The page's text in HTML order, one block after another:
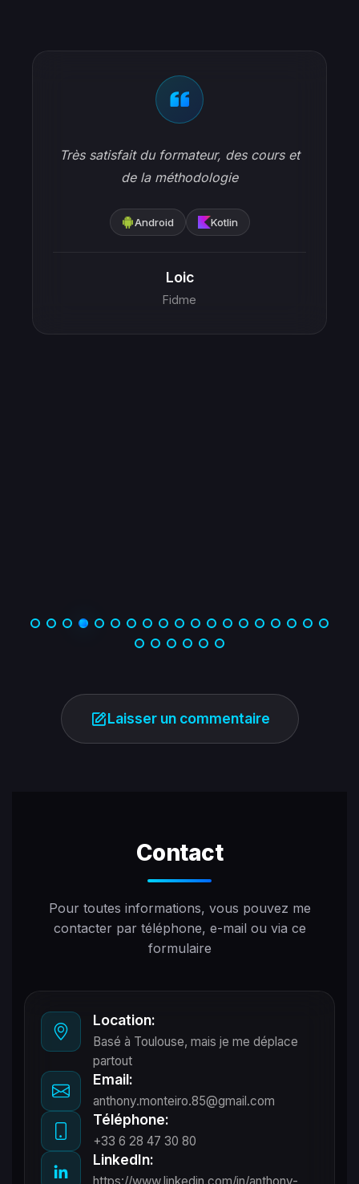
Le cours était excellent l'idée de nous
donné un squelette d'application que l'on
très bonne idée. L'évaluation était bien
Laisser un commentaire
Contact
Pour toutes informations, vous pouvez me
contacter par téléphone, e-mail ou via ce
formulaire
Location:
Basé à Toulouse, mais je me déplace
partout
Email:
anthony.monteiro.85@gmail.com
Téléphone:
+33 6 28 47 30 80
LinkedIn: